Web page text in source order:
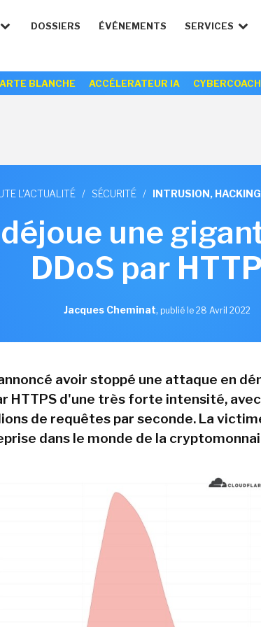
DOSSIERS ÉVÉNEMENTS SERVICES
BLANCHE ACCÉLERATEUR IA CYBERCOACH
L'ACTUALITÉ / SÉCURITÉ / INTRUSION,
une
DDoS par
Jacques Cheminat, publié le 28 Avril 2022
avoir stoppé une attaque en
HTTPS d'une très forte intensité,
de requêtes par seconde. La
dans le monde de la